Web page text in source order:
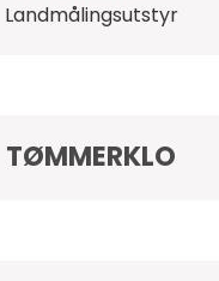
Landmålingsutstyr
TØMMERKLO